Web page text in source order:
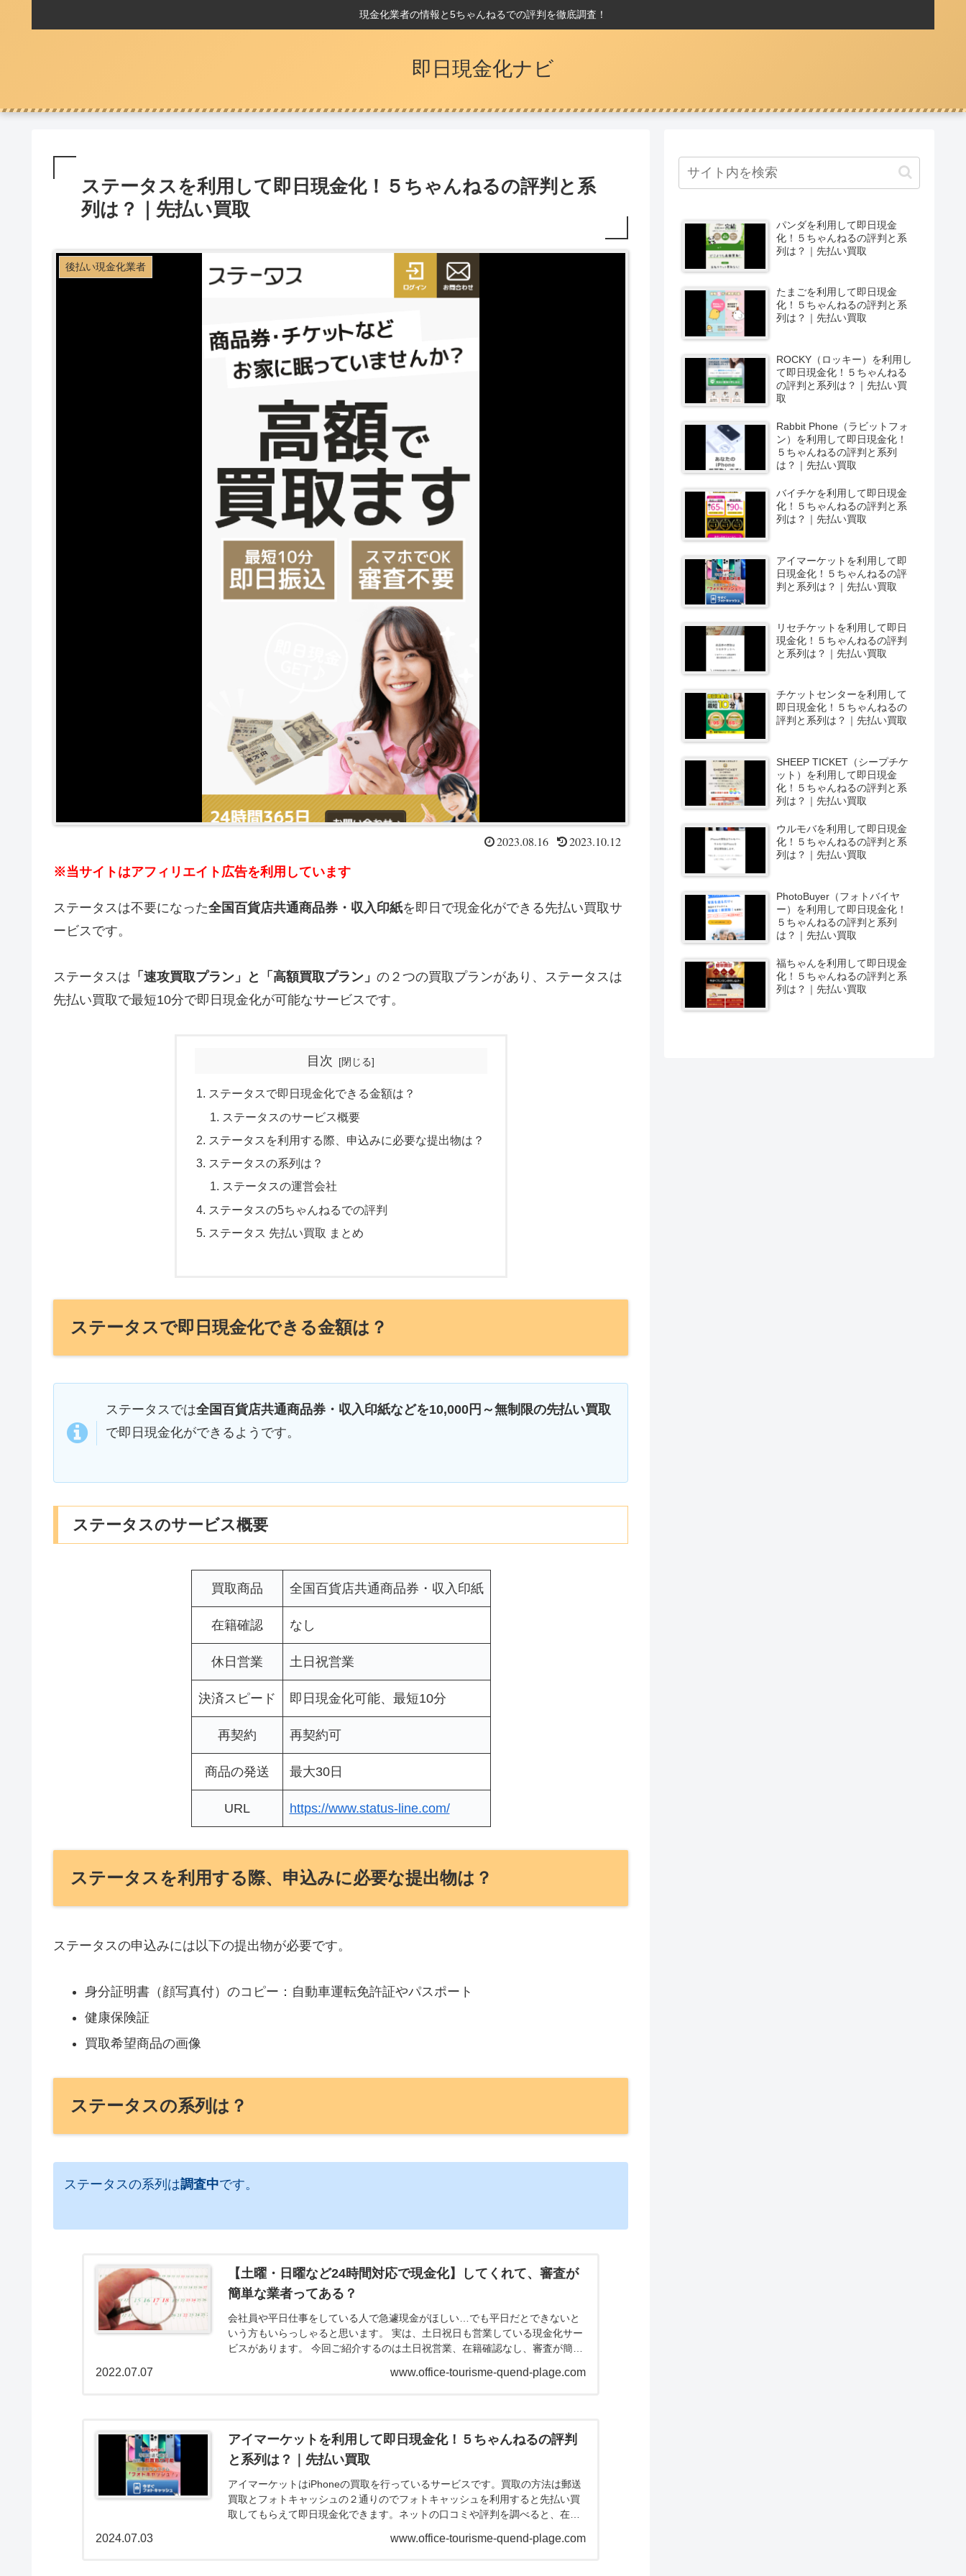
現金化業者の情報と5ちゃんねるでの評判を徹底調査！
即日現金化ナビ
ステータスを利用して即日現金化！５ちゃんねるの評判と系
列は？｜先払い買取
後払い現金化業者
2023.08.16 2023.10.12
※当サイトはアフィリエイト広告を利用しています
ステータスは不要になった全国百貨店共通商品券・収入印紙を即日で現金化ができる先払い買取サ
ービスです。
ステータスは 「 速攻買取プラン 」と「高額買取プラン」 の２つの買取プランがあり、ステータスは
先払い買取で最短10分で即日現金化が可能なサービスです。
目次
ステータスで即日現金化できる金額は？
ステータスのサービス概要
ステータスを利用する際、申込みに必要な提出物は？
ステータスの系列は？
ステータスの運営会社
ステータスの5ちゃんねるでの評判
ステータス 先払い買取 まとめ
ステータスで即日現金化できる金額は？
ステータスでは全国百貨店共通商品券・収入印紙などを10,000円～無制限の先払い買取
で即日現金化ができるようです。
ステータスのサービス概要
買取商品 全国百貨店共通商品券・収入印紙
在籍確認 なし
休日営業 土日祝営業
決済スピード 即日現金化可能、最短10分
再契約 再契約可
商品の発送 最大30日
URL https://www.status-line.com/
ステータスを利用する際、申込みに必要な提出物は？
ステータスの申込みには以下の提出物が必要です。
身分証明書（顔写真付）のコピー：自動車運転免許証やパスポート
健康保険証
買取希望商品の画像
ステータスの系列は？
ステータスの系列は調査中です。
【土曜・日曜など24時間対応で現金化】してくれて、審査が
簡単な業者ってある？
会社員や平日仕事をしている人で急遽現金がほしい…でも平日だとできないと
いう方もいらっしゃると思います。 実は、土日祝日も営業している現金化サー
ビスがあります。 今回ご紹介するのは土日祝営業、在籍確認なし、審査が簡単
www.office-tourisme-quend-plage.com
2022.07.07
アイマーケットを利用して即日現金化！５ちゃんねるの評判
と系列は？｜先払い買取
アイマーケットはiPhoneの買取を行っているサービスです。買取の方法は郵送
買取とフォトキャッシュの２通りのでフォトキャッシュを利用すると先払い買
取してもらえて即日現金化できます。ネットの口コミや評判を調べると、在籍
www.office-tourisme-quend-plage.com
2024.07.03
パンダを利用して即日現金
化！５ちゃんねるの評判と系
列は？｜先払い買取
たまごを利用して即日現金
化！５ちゃんねるの評判と系
列は？｜先払い買取
ROCKY（ロッキー）を利用し
て即日現金化！５ちゃんねる
の評判と系列は？｜先払い買
取
Rabbit Phone（ラビットフォ
ン）を利用して即日現金化！
５ちゃんねるの評判と系列
は？｜先払い買取
バイチケを利用して即日現金
化！５ちゃんねるの評判と系
列は？｜先払い買取
アイマーケットを利用して即
日現金化！５ちゃんねるの評
判と系列は？｜先払い買取
リセチケットを利用して即日
現金化！５ちゃんねるの評判
と系列は？｜先払い買取
チケットセンターを利用して
即日現金化！５ちゃんねるの
評判と系列は？｜先払い買取
SHEEP TICKET（シープチケ
ット）を利用して即日現金
化！５ちゃんねるの評判と系
列は？｜先払い買取
ウルモバを利用して即日現金
化！５ちゃんねるの評判と系
列は？｜先払い買取
PhotoBuyer（フォトバイヤ
ー）を利用して即日現金化！
５ちゃんねるの評判と系列
は？｜先払い買取
福ちゃんを利用して即日現金
化！５ちゃんねるの評判と系
列は？｜先払い買取